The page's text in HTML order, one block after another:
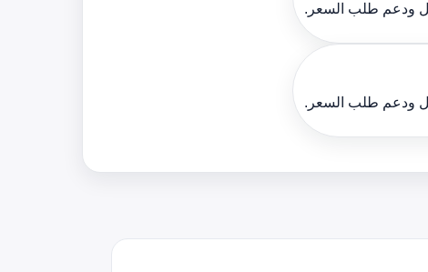
ودعم طلب السعر.
ودعم طلب السعر.